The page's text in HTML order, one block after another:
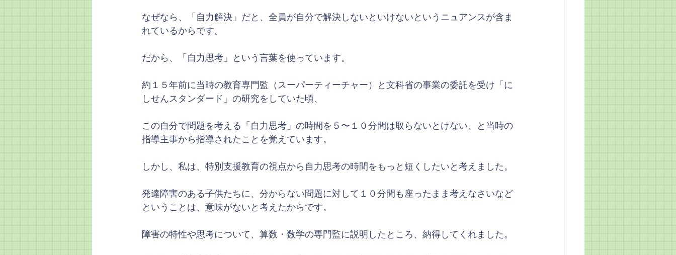
なぜなら、「自力解決」だと、全員が自分で解決しないといけないというニュアンスが含ま
れているからです。
だから、「自力思考」という言葉を使っています。
約１５年前に当時の教育専門監（スーパーティーチャー）と文科省の事業の委託を受け「に
しせんスタンダード」の研究をしていた頃、
この自分で問題を考える「自力思考」の時間を５〜１０分間は取らないとけない、と当時の
指導主事から指導されたことを覚えています。
しかし、私は、特別支援教育の視点から自力思考の時間をもっと短くしたいと考えました。
発達障害のある子供たちに、分からない問題に対して１０分間も座ったまま考えなさいなど
ということは、意味がないと考えたからです。
障害の特性や思考について、算数・数学の専門監に説明したところ、納得してくれました。